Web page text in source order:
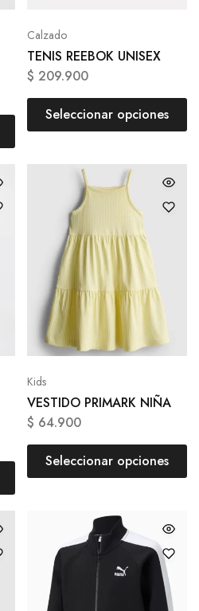
Calzado
TENIS REEBOK UNISEX
$ 209.900
Seleccionar opciones
Kids
VESTIDO PRIMARK NIÑA
$ 64.900
Seleccionar opciones